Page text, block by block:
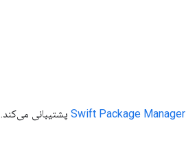
Swift Package Manager پشتیبانی می‌کند.